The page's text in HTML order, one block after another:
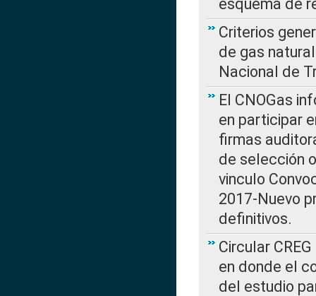
esquema de
Criterios
de gas
Nacional de
El CNOGas
en participar
firmas
de selección
vinculo
2017-Nuevo
definitivos.
Circular
en donde el
del estudio